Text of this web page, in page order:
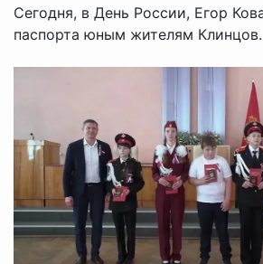
Сегодня, в День России, Егор
паспорта юным жителям Клинцов.